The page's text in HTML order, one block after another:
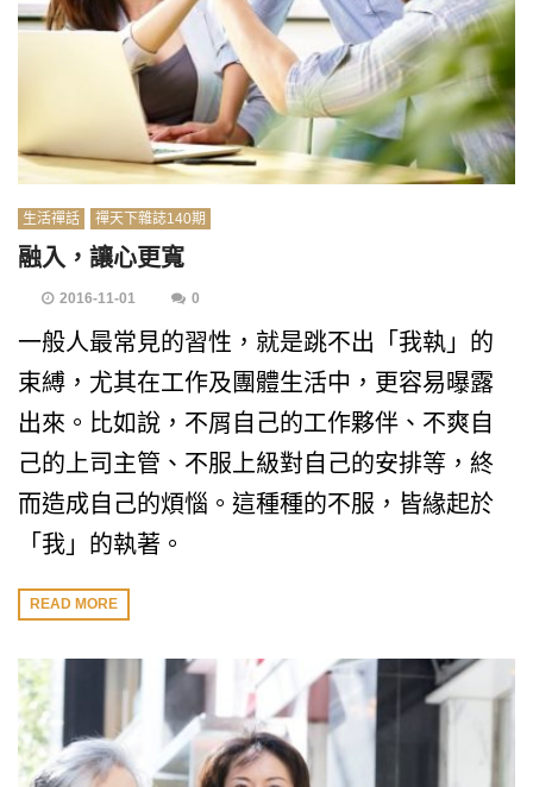
生活禪話 禪天下雜誌140期
融入，讓心更寬
2016-11-01 0
一般人最常見的習性，就是跳不出「我執」的
束縛，尤其在工作及團體生活中，更容易曝露
出來。比如說，不屑自己的工作夥伴、不爽自
己的上司主管、不服上級對自己的安排等，終
而造成自己的煩惱。這種種的不服，皆緣起於
「我」的執著。
READ MORE